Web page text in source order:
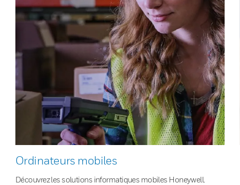
Ordinateurs mobiles
Découvrez les solutions informatiques mobiles Honeywell.